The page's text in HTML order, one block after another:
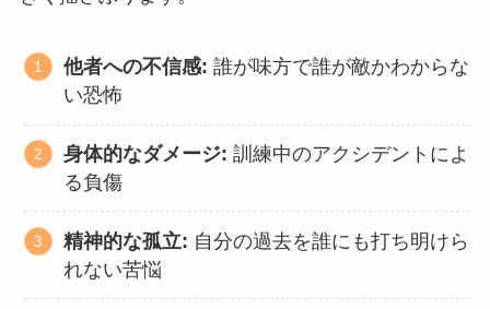
他者への不信感: 誰が味方で誰が敵かわからな
い恐怖
身体的なダメージ: 訓練中のアクシデントによ
る負傷
精神的な孤立: 自分の過去を誰にも打ち明けら
れない苦悩